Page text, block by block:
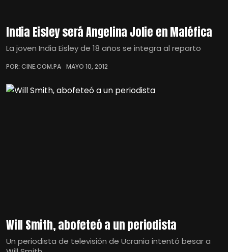
India Eisley será Angelina Jolie en Maléfica
La joven India Eisley de 18 años se integra al reparto
POR: CINE.COM.PA MAYO 10, 2012
Will Smith, abofeteó a un periodista
Un periodista de televisión de Ucrania intentó besar a